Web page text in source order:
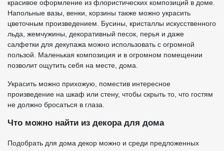
красивое оформление из флористических композиций в доме.
Напольные вазы, венки, корзины также можно украсить
цветочным произведением. Бусины, кристаллы искусственного
льда, жемчужины, декоративный песок, перья и даже
салфетки для декупажа можно использовать с огромной
пользой. Маленькая композиция и в огромном помещении
позволит ощутить себя на месте, дома.
Украсить можно прихожую, поместив интересное
произведение на шкаф или стену, чтобы скрыть то, что гостям
не должно бросаться в глаза.
Что можно найти из декора для дома
Подобрать для дома декор можно и среди предложенных